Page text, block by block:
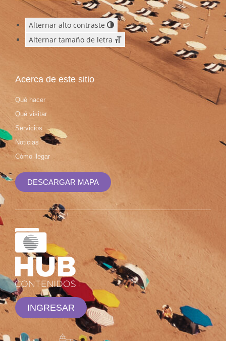
Alternar alto contraste
Alternar tamaño de letra
Acerca de este sitio
Qué hacer
Qué visitar
Servicios
Noticias
Cómo llegar
DESCARGAR MAPA
INGRESAR